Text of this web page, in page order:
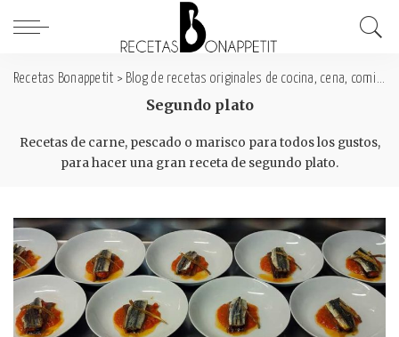
Recetas Bonappetit > Blog de recetas originales de cocina, cena, comida y desayuno
Segundo plato
Recetas de carne, pescado o marisco para todos los gustos,
para hacer una gran receta de segundo plato.